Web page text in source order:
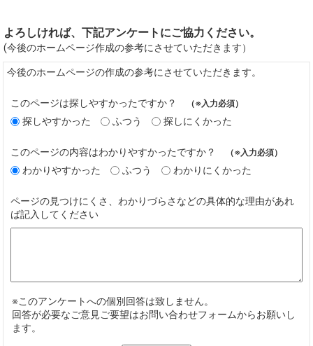
よろしければ、下記アンケートにご協力ください。
(今後のホームページ作成の参考にさせていただきます）
今後のホームページの作成の参考にさせていただきます。
このページは探しやすかったですか？ （※入力必須）
探しやすかった ふつう 探しにくかった
このページの内容はわかりやすかったですか？ （※入力必須）
わかりやすかった ふつう わかりにくかった
ページの見つけにくさ、わかりづらさなどの具体的な理由があれ
ば記入してください
※このアンケートへの個別回答は致しません。
回答が必要なご意見ご要望はお問い合わせフォームからお願いし
ます。